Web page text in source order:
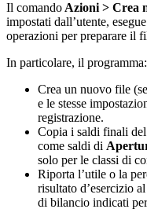
Il comando Azioni > Crea
impostati dall’utente,
operazioni per preparare il
In particolare, il programma:
Crea un nuovo file
e le stesse
registrazione.
Copia i saldi finali
come saldi di
solo per le classi di
Riporta l’utile o la
risultato d’esercizio
di bilancio indicati